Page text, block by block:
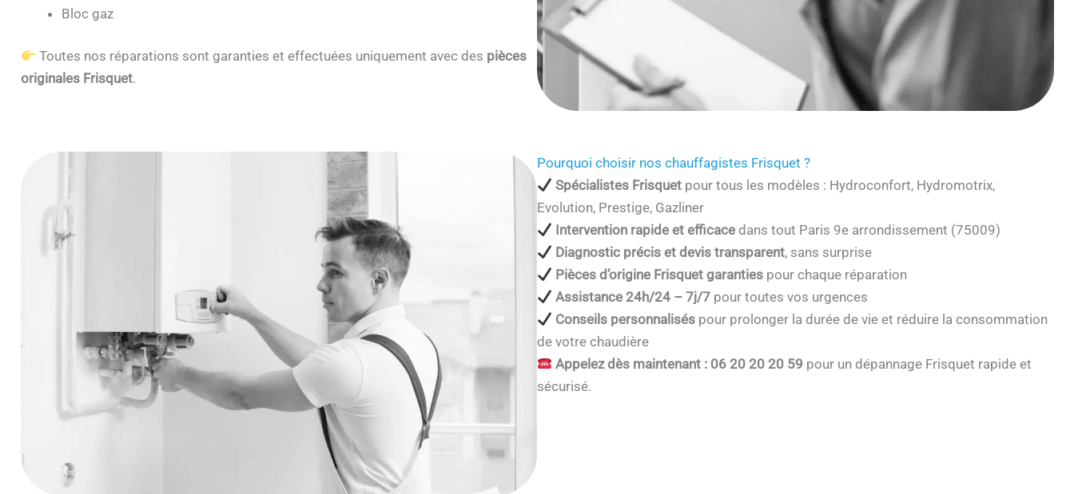
Bloc gaz
Toutes nos réparations sont garanties et effectuées uniquement avec des pièces
originales Frisquet.
Pourquoi choisir nos chauffagistes Frisquet ?
Spécialistes Frisquet pour tous les modèles : Hydroconfort, Hydromotrix,
Evolution, Prestige, Gazliner
Intervention rapide et efficace dans tout Paris 9e arrondissement (75009)
Diagnostic précis et devis transparent, sans surprise
Pièces d’origine Frisquet garanties pour chaque réparation
Assistance 24h/24 – 7j/7 pour toutes vos urgences
Conseils personnalisés pour prolonger la durée de vie et réduire la consommation
de votre chaudière
Appelez dès maintenant : 06 20 20 20 59 pour un dépannage Frisquet rapide et
sécurisé.